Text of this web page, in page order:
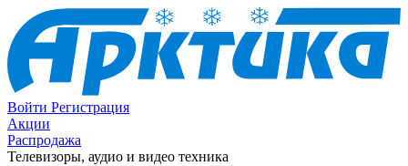
Войти Регистрация
Акции
Распродажа
Телевизоры, аудио и видео техника